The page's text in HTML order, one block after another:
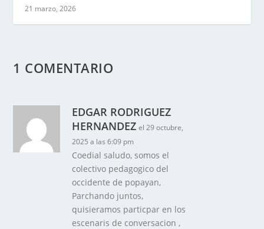
21 marzo, 2026
1 COMENTARIO
EDGAR RODRIGUEZ
HERNANDEZ el 29 octubre,
2025 a las 6:09 pm
Coedial saludo, somos el
colectivo pedagogico del
occidente de popayan,
Parchando juntos,
quisieramos particpar en los
escenaris de conversacion ,